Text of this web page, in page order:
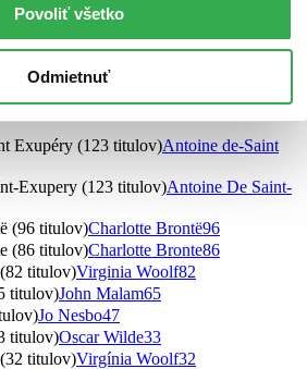
Povoliť všetko
Odmietnuť
Exupéry (142 titulov)
Exupery (123 titulov)Antoine de Saint-
Exupéry (123 titulov)Antoine de-Saint
Exupery (123 titulov)Antoine De Saint-
(96 titulov)Charlotte Brontë96
(86 titulov)Charlotte Bronte86
titulov)Virginia Woolf82
titulov)John Malam65
Jo Nesbo47
titulov)Oscar Wilde33
titulov)Virgínia Woolf32